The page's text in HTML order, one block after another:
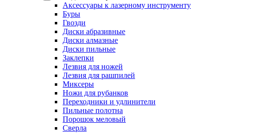
Аксессуары к лазерному инструменту
Буры
Гвозди
Диски абразивные
Диски алмазные
Диски пильные
Заклепки
Лезвия для ножей
Лезвия для рашпилей
Миксеры
Ножи для рубанков
Переходники и удлинители
Пильные полотна
Порошок меловый
Сверла